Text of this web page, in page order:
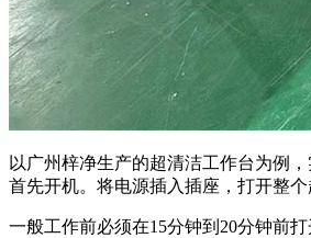
以广州梓净生产的超清洁工作台为例
首先开机。将电源插入插座，打开整
一般工作前必须在15分钟到20分钟前